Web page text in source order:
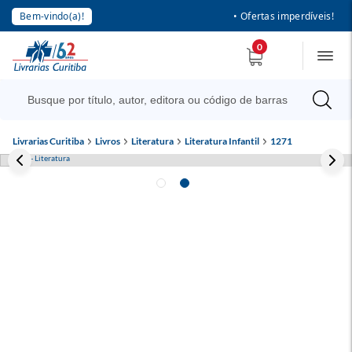
Bem-vindo(a)! • Ofertas imperdíveis!
0
Livrarias Curitiba Livros Literatura Literatura Infantil 1271